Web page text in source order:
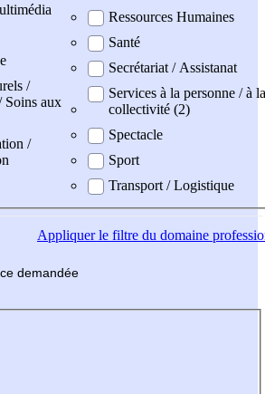
/
Soins aux
/
Ressources Humaines
Santé
Secrétariat / Assistanat
Services à la personne / à la
collectivité (2)
Spectacle
Sport
Transport / Logistique
Appliquerle filtre du domaine
demandée